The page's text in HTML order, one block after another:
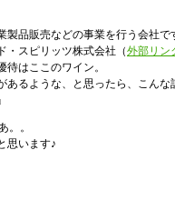
製品販売などの事業を行う会社で
・スピリッツ株式会社（外部リン
待はここのワイン。
あるような、と思ったら、こん
。。
思います♪